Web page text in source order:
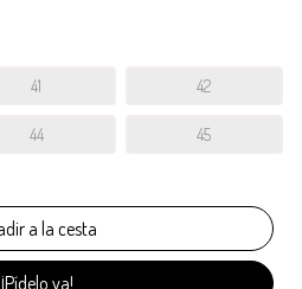
41 42
44 45
¡Pídelo ya!